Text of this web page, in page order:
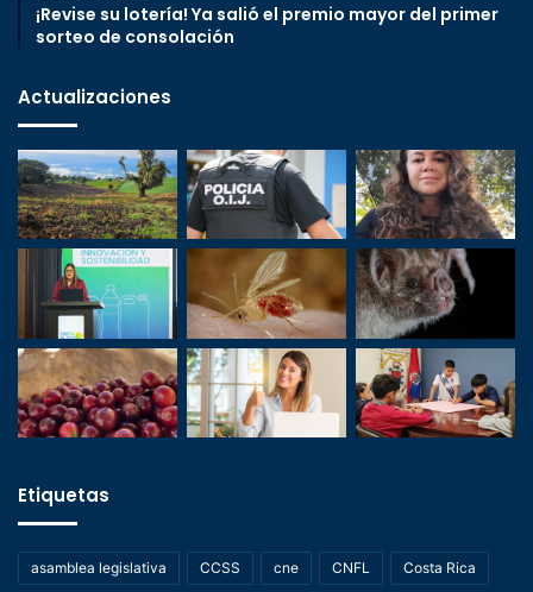
¡Revise su lotería! Ya salió el premio mayor del primer
sorteo de consolación
Actualizaciones
Etiquetas
asamblea legislativa CCSS cne CNFL Costa Rica